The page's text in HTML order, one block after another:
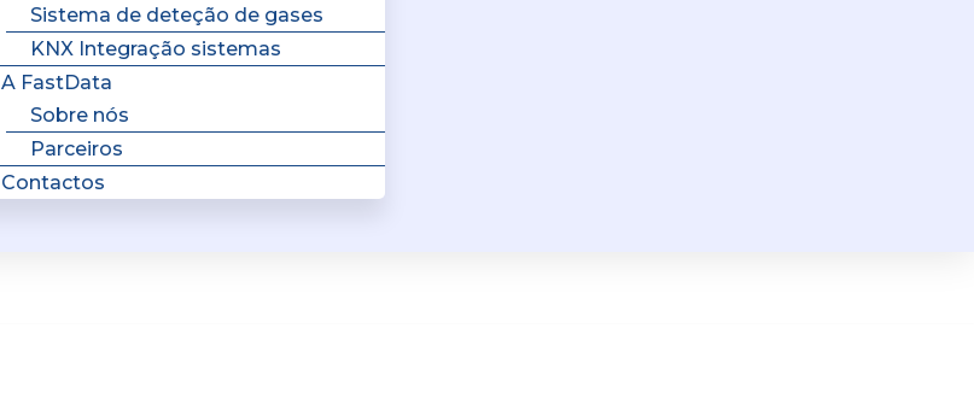
Sistema de deteção de gases
KNX Integração sistemas
A FastData
Sobre nós
Parceiros
Contactos